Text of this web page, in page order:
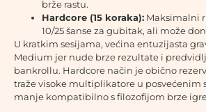
brže rastu.
Hardcore (15 koraka): Maksimalni
10/25 šanse za gubitak, ali može
U kratkim sesijama, većina entuzijasta
Medium jer nude brze rezultate i
bankrollu. Hardcore način je obično
traže visoke multiplikatore u posvećenim
manje kompatibilno s filozofijom brze